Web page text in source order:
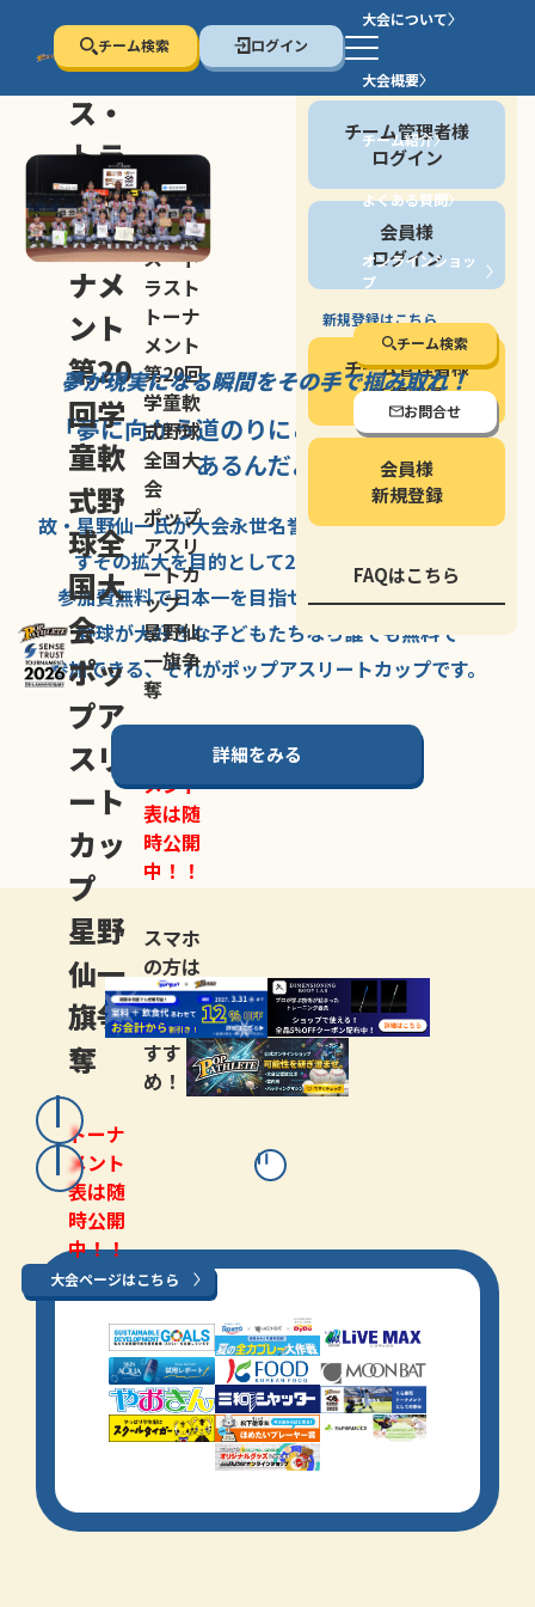
チーム検索 ログイン
大会について
大会概要
チーム紹介
よくある質問
オンラインショッ
プ
チーム検索
お問合せ
停止する
セン
ス・
トラ
スト
トー
ナメ
ント
第20
回学
童軟
式野
球全
国大
会
ポッ
プア
スリ
ート
カッ
プ
星野
仙一
旗争
奪
トーナ
メント
表は随
時公開
中！！
セン
ス・ト
ラスト
トーナ
メント
第20回
学童軟
式野球
全国大
会
ポップ
アスリ
ートカ
ップ
星野仙
一旗争
奪
メント
表は随
時公開
中！！
スマホ
の方は
LINE登
録がお
すす
め！
大会ページはこちら
会員の方
チーム管理者様
ログイン
会員様
ログイン
新規登録はこちら
チーム管理者様
新規登録
会員様
新規登録
FAQはこちら
夢が現実になる瞬間をその手で掴み取れ！
「夢に向かう道のりにこそ大きな意味が
あるんだよ」
故・星野仙一氏が大会永世名誉会長を務める、野球の
すその拡大を目的として2007年に
参加費無料で日本一を目指せる唯一の野球大会。
野球が大好きな子どもたちなら誰でも無料で
参加できる、それがポップアスリートカップです。
詳細をみる